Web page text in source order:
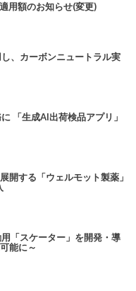
用額のお知らせ(変更)
、カーボンニュートラル実
「生成AI出荷検品アプリ」
開する「ウェルモット製薬」
「スケーター」を開発・導
能に～